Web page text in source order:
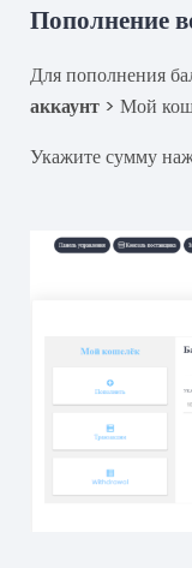
Пополнение
Для пополнения
аккаунт > Мой
Укажите сумму